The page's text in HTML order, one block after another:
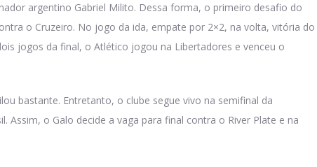
argentino Gabriel Milito. Dessa forma, o primeiro desafio do
o Cruzeiro. No jogo da ida, empate por 2×2, na volta, vitória do
jogos da final, o Atlético jogou na Libertadores e venceu o
bastante. Entretanto, o clube segue vivo na semifinal da
Assim, o Galo decide a vaga para final contra o River Plate e na